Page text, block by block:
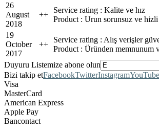
26
August
2018
++
Service rating : Kalite ve hız
Product : Urun sorunsuz ve hizli
19
October
2017
++
Service rating : Alış verişler
Product : Üründen memnunum
Duyuru Listemize abone olun
Bizi takip etFacebookTwitterInstagramYouTube
Visa
MasterCard
American Express
Apple Pay
Bancontact